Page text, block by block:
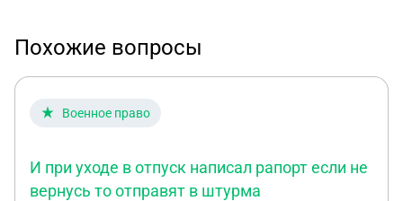
Похожие вопросы
Военное право
И при уходе в отпуск написал рапорт если не
вернусь то отправят в штурма